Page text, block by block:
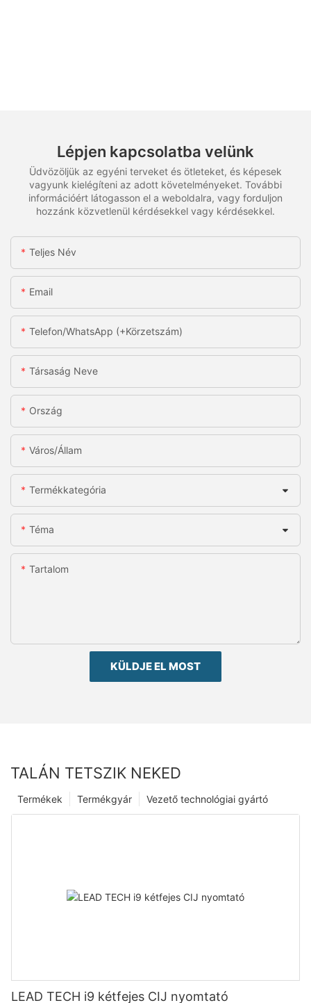
Lépjen kapcsolatba velünk
Üdvözöljük az egyéni terveket és ötleteket, és képesek
vagyunk kielégíteni az adott követelményeket. További
információért látogasson el a weboldalra, vagy forduljon
hozzánk közvetlenül kérdésekkel vagy kérdésekkel.
Teljes Név
Email
Telefon/WhatsApp (+körzetszám)
Társaság Neve
Ország
Város/állam
Termékkategória
Téma
Tartalom
KÜLDJE EL MOST
TALÁN TETSZIK NEKED
Vezető technológiai gyártó
Termékgyár
Termékek
LEAD TECH i9 kétfejes CIJ nyomtató